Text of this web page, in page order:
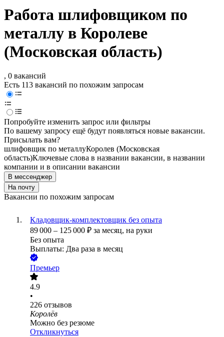
Работа шлифовщиком по
металлу в Королеве
(Московская область)
, 0 вакансий
Есть 113 вакансий по похожим запросам
Попробуйте изменить запрос или фильтры
По вашему запросу ещё будут появляться новые вакансии.
Присылать вам?
шлифовщик по металлуКоролев (Московская
область)Ключевые слова в названии вакансии, в названии
компании и в описании вакансии
В мессенджер
На почту
Вакансии по похожим запросам
Кладовщик-комплектовщик без опыта
89 000 – 125 000 ₽ за месяц, на руки
Без опыта
Выплаты: Два раза в месяц
Премьер
4.9
•
226 отзывов
Королёв
Можно без резюме
Откликнуться